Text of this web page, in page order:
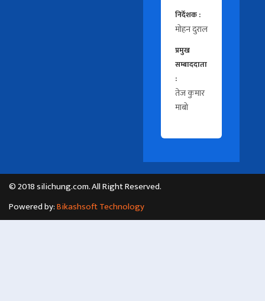
निर्देशक :
मोहन दुराल
प्रमुख
सम्बाददाता
:
तेज कुमार
माबो
© 2018 silichung.com. All Right Reserved.
Powered by:Bikashsoft Technology